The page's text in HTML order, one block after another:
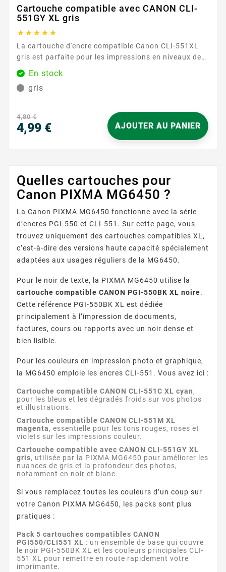
Cartouche compatible avec CANON CLI-
551GY XL gris
    
La cartouche d'encre compatible Canon CLI-551XL
gris est parfaite pour les impressions en niveaux de
gris, offrant des résultats précis et détaillés. Avec
une capacité de 695 pages, cette cartouche assure
des performances fiables et durables, idéales pour
formule d'encre avancée garantit des dégradés
harmonieux et des détails nets. ...
En stock
gris
4,80 €
4,99 € AJOUTER AU PANIER
Quelles cartouches pour
Canon PIXMA MG6450 ?
La Canon PIXMA MG6450 fonctionne avec la série
d’encres PGI-550 et CLI-551. Sur cette page, vous
trouvez uniquement des cartouches compatibles XL,
c’est-à-dire des versions haute capacité spécialement
adaptées aux usages réguliers de la MG6450.
Pour le noir de texte, la PIXMA MG6450 utilise la
cartouche compatible CANON PGI-550BK XL noire.
Cette référence PGI-550BK XL est dédiée
principalement à l’impression de documents,
factures, cours ou rapports avec un noir dense et
bien lisible.
Pour les couleurs en impression photo et graphique,
la MG6450 emploie les encres CLI-551. Vous avez ici :
Cartouche compatible CANON CLI-551C XL cyan,
pour les bleus et les dégradés froids sur vos photos
et illustrations.
Cartouche compatible CANON CLI-551M XL
magenta, essentielle pour les tons rouges, roses et
violets sur les impressions couleur.
Cartouche compatible avec CANON CLI-551GY XL
gris, utilisée par la PIXMA MG6450 pour améliorer les
nuances de gris et la profondeur des photos,
notamment en noir et blanc.
Si vous remplacez toutes les couleurs d’un coup sur
votre Canon PIXMA MG6450, les packs sont plus
pratiques :
Pack 5 cartouches compatibles CANON
PGI550/CLI551 XL : un ensemble de base qui couvre
le noir PGI-550BK XL et les couleurs principales CLI-
551 XL pour remettre en route rapidement votre
imprimante.